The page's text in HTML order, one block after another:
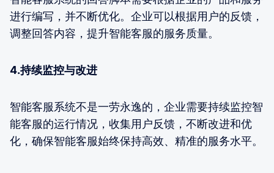
进行编写，并不断优化。企业可以根据用户的反馈，
调整回答内容，提升智能客服的服务质量。
4.持续监控与改进
智能客服系统不是一劳永逸的，企业需要持续监控智
能客服的运行情况，收集用户反馈，不断改进和优
化，确保智能客服始终保持高效、精准的服务水平。